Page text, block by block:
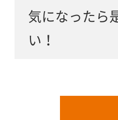
気になったら
い！